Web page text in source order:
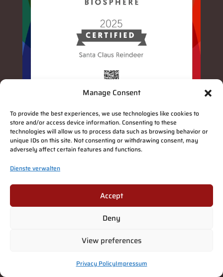
Manage Consent
To provide the best experiences, we use technologies like cookies to
store and/or access device information. Consenting to these
technologies will allow us to process data such as browsing behavior or
unique IDs on this site. Not consenting or withdrawing consent, may
adversely affect certain features and functions.
Dienste verwalten
Accept
Deny
View preferences
Privacy PolicyImpressum